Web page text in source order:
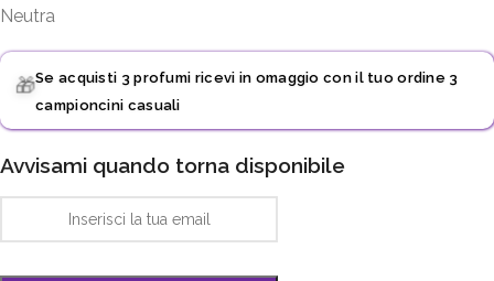
Neutra
🎁Se acquisti 3 profumi ricevi in omaggio con il tuo ordine 3
campioncini casuali
Avvisami quando torna disponibile